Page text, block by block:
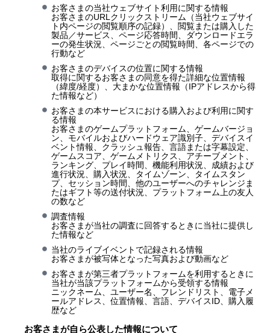
お客さまの当社ウェブサイト利用に関する情報
お客さまのURLクリックストリーム（当社ウェブサイ
ト内ページの閲覧順序の記録）、閲覧または購入した
製品／サービス、ページ応答時間、ダウンロードエラ
ーの発生状況、ページごとの閲覧時間、各ページでの
行動など
お客さまのデバイスの位置に関する情報
取得に関するお客さまの同意を得た詳細な位置情報
（緯度/経度）、大まかな位置情報（IPアドレスから得
た情報など）
お客さまの本サービスにおける購入および利用に関す
る情報
お客さまのゲームプラットフォーム、ゲームバージョ
ン、モバイルおよびハードウェア識別子、デバイスイ
ベント情報、クラッシュ報告、言語または字幕設定、
ゲームスコア、ゲームメトリクス、アチーブメント、
ランキング、プレイ時間、機能利用状況、成績および
進行状況、購入状況、タイムゾーン、タイムスタン
プ、セッション時間、他のユーザーへのチャレンジま
たはギフト等の送付状況、プラットフォーム上の友人
の数など
調査情報
お客さまが当社の調査に回答するときに当社に提供し
た情報など
当社のライブイベントで記録される情報
お客さまが被写体となった写真および動画など
お客さまが第三者プラットフォームを利用するときに
当社が当該プラットフォームから受領する情報
ニックネーム、ユーザー名、フレンドリスト、電子メ
ールアドレス、位置情報、言語、デバイスID、購入履
歴など
お客さまが自ら公表した情報について